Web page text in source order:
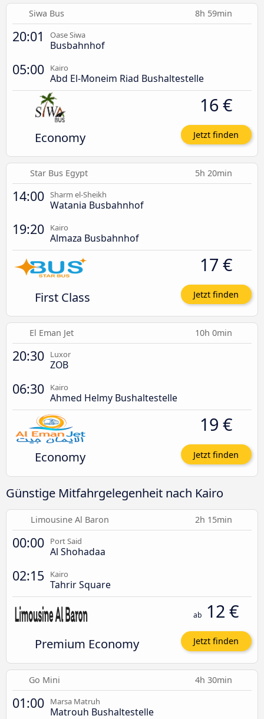
Siwa Bus 8h 59min
20:01 Oase Siwa
Busbahnhof
05:00 Kairo
Abd El-Moneim Riad Bushaltestelle
Economy
16 €
Jetzt finden
Star Bus Egypt 5h 20min
14:00 Sharm el-Sheikh
Watania Busbahnhof
19:20 Kairo
Almaza Busbahnhof
First Class
17 €
Jetzt finden
El Eman Jet 10h 0min
20:30 Luxor
ZOB
06:30 Kairo
Ahmed Helmy Bushaltestelle
Economy
19 €
Jetzt finden
Günstige Mitfahrgelegenheit nach Kairo
Limousine Al Baron 2h 15min
00:00 Port Said
Al Shohadaa
02:15 Kairo
Tahrir Square
Premium Economy
ab 12 €
Jetzt finden
Go Mini 4h 30min
01:00 Marsa Matruh
Matrouh Bushaltestelle